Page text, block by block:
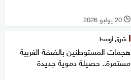
l 20 يوليو 2026
شرق أوسط
هجمات المستوطنين بالضفة الغربية
مستمرة.. حصيلة دموية جديدة